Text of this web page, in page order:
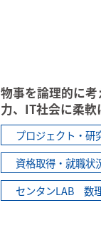
物事を論理的に
力、IT社会に柔軟
プロジェクト・研
資格取得・就職状
センタンLAB 数